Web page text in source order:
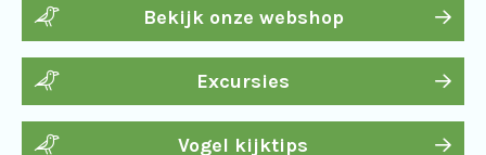
Bekijk onze webshop
Excursies
Vogel kijktips